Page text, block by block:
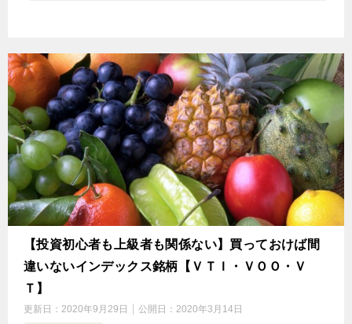
【投資初心者も上級者も関係ない】買っておけば間
違いないインデックス銘柄【ＶＴＩ・ＶＯＯ・Ｖ
Ｔ】
更新日： 2020年9月29日 公開日： 2020年3月14日